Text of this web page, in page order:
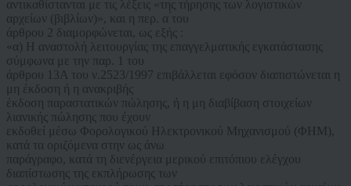
αντικαθίστανται με τις λέξεις «της τήρησης των λογιστικών
αρχείων (βιβλίων)», και η περ. α ́του
άρθρου 2 διαμορφώνεται, ως εξής :
«α) Η αναστολή λειτουργίας της επαγγελματικής εγκατάστασης
σύμφωνα με την παρ. 1 του
άρθρου 13Α του ν.2523/1997 επιβάλλεται εφόσον διαπιστώνεται η
μη έκδοση ή η ανακριβής
έκδοση παραστατικών πώλησης, ή η μη διαβίβαση στοιχείων
λιανικής πώλησης που έχουν
εκδοθεί μέσω Φορολογικού Ηλεκτρονικού Μηχανισμού (ΦΗΜ),
κατά τα οριζόμενα στην ως άνω
παράγραφο, κατά τη διενέργεια μερικού επιτόπιου ελέγχου
διαπίστωσης της εκπλήρωσης των